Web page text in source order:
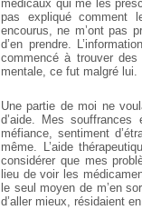
médicaux qui me les
pas expliqué comment
encourus, ne m’ont pas
d’en prendre.
commencé à trouver
mentale, ce fut malgré lui.
Une partie de moi ne
d’aide. Mes
méfiance, sentiment
même. L’aide
considérer que mes
lieu de voir les
le seul moyen de m’en
d’aller mieux, résidaient